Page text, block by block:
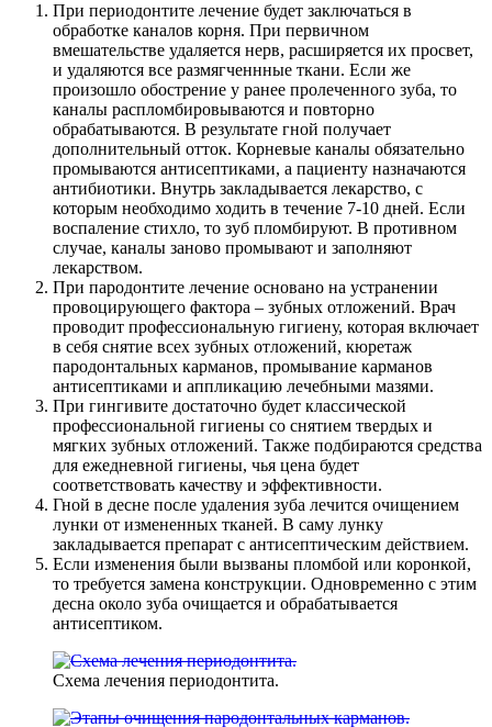
При периодонтите лечение будет заключаться в
обработке каналов корня. При первичном
вмешательстве удаляется нерв, расширяется их просвет,
и удаляются все размягченнные ткани. Если же
произошло обострение у ранее пролеченного зуба, то
каналы распломбировываются и повторно
обрабатываются. В результате гной получает
дополнительный отток. Корневые каналы обязательно
промываются антисептиками, а пациенту назначаются
антибиотики. Внутрь закладывается лекарство, с
которым необходимо ходить в течение 7-10 дней. Если
воспаление стихло, то зуб пломбируют. В противном
случае, каналы заново промывают и заполняют
лекарством.
При пародонтите лечение основано на устранении
провоцирующего фактора – зубных отложений. Врач
проводит профессиональную гигиену, которая включает
в себя снятие всех зубных отложений, кюретаж
пародонтальных карманов, промывание карманов
антисептиками и аппликацию лечебными мазями.
При гингивите достаточно будет классической
профессиональной гигиены со снятием твердых и
мягких зубных отложений. Также подбираются средства
для ежедневной гигиены, чья цена будет
соответствовать качеству и эффективности.
Гной в десне после удаления зуба лечится очищением
лунки от измененных тканей. В саму лунку
закладывается препарат с антисептическим действием.
Если изменения были вызваны пломбой или коронкой,
то требуется замена конструкции. Одновременно с этим
десна около зуба очищается и обрабатывается
антисептиком.
Схема лечения периодонтита.